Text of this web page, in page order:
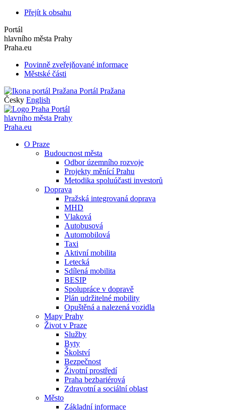
Přejít k obsahu
Portál
hlavního města Prahy
Praha.eu
Povinně zveřejňované informace
Městské části
Portál Pražana
Česky English
Portál
hlavního města Prahy
Praha.eu
O Praze
Budoucnost města
Odbor územního rozvoje
Projekty měnící Prahu
Metodika spoluúčasti investorů
Doprava
Pražská integrovaná doprava
MHD
Vlaková
Autobusová
Automobilová
Taxi
Aktivní mobilita
Letecká
Sdílená mobilita
BESIP
Spolupráce v dopravě
Plán udržitelné mobility
Opuštěná a nalezená vozidla
Mapy Prahy
Život v Praze
Služby
Byty
Školství
Bezpečnost
Životní prostředí
Praha bezbariérová
Zdravotní a sociální oblast
Město
Základní informace